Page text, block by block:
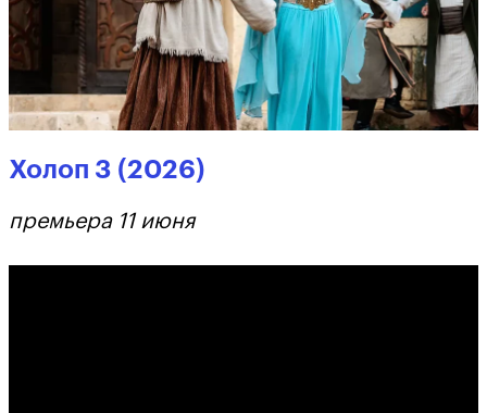
Холоп 3 (2026)
премьера 11 июня